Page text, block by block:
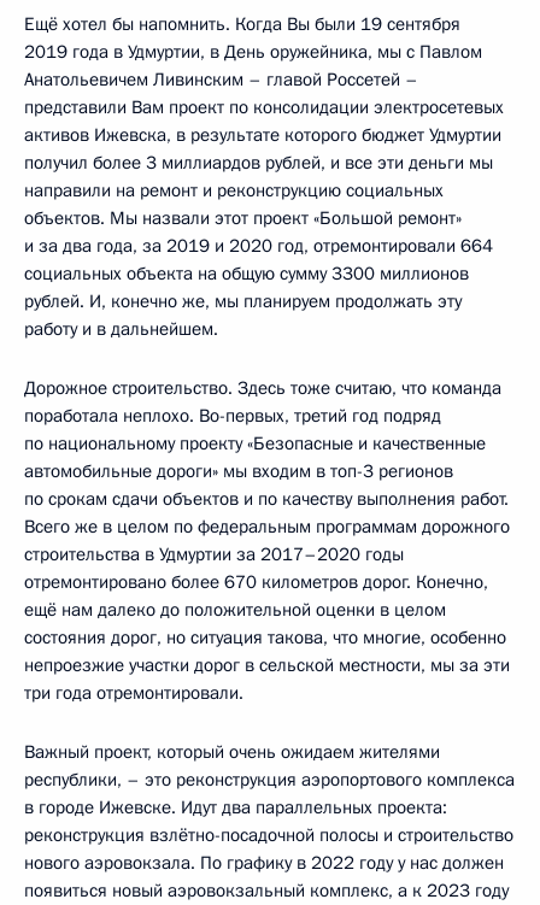
Ещё хотел бы напомнить. Когда Вы были 19 сентября
2019 года в Удмуртии, в День оружейника, мы с Павлом
Анатольевичем Ливинским – главой Россетей –
представили Вам проект по консолидации электросетевых
активов Ижевска, в результате которого бюджет Удмуртии
получил более 3 миллиардов рублей, и все эти деньги мы
направили на ремонт и реконструкцию социальных
объектов. Мы назвали этот проект «Большой ремонт»
и за два года, за 2019 и 2020 год, отремонтировали 664
социальных объекта на общую сумму 3300 миллионов
рублей. И, конечно же, мы планируем продолжать эту
работу и в дальнейшем.
Дорожное строительство. Здесь тоже считаю, что команда
поработала неплохо. Во-первых, третий год подряд
по национальному проекту «Безопасные и качественные
автомобильные дороги» мы входим в топ-3 регионов
по срокам сдачи объектов и по качеству выполнения работ.
Всего же в целом по федеральным программам дорожного
строительства в Удмуртии за 2017–2020 годы
отремонтировано более 670 километров дорог. Конечно,
ещё нам далеко до положительной оценки в целом
состояния дорог, но ситуация такова, что многие, особенно
непроезжие участки дорог в сельской местности, мы за эти
три года отремонтировали.
Важный проект, который очень ожидаем жителями
республики, – это реконструкция аэропортового комплекса
в городе Ижевске. Идут два параллельных проекта:
реконструкция взлётно-посадочной полосы и строительство
нового аэровокзала. По графику в 2022 году у нас должен
появиться новый аэровокзальный комплекс, а к 2023 году